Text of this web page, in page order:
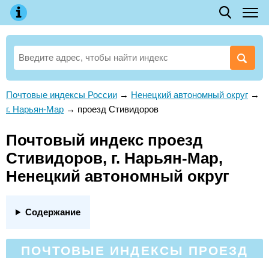
Почтовые индексы России → Ненецкий автономный округ →
г. Нарьян-Мар → проезд Стивидоров
Почтовый индекс проезд
Стивидоров, г. Нарьян-Мар,
Ненецкий автономный округ
Содержание
ПОЧТОВЫЕ ИНДЕКСЫ ПРОЕЗД